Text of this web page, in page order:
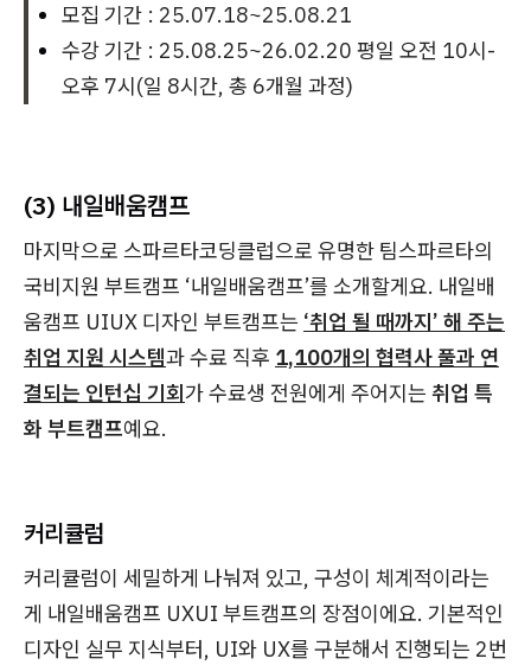
모집 기간 : 25.07.18~25.08.21
수강 기간 : 25.08.25~26.02.20 평일 오전 10시-
오후 7시(일 8시간, 총 6개월 과정)
(3) 내일배움캠프
마지막으로 스파르타코딩클럽으로 유명한 팀스파르타의
국비지원 부트캠프 ‘내일배움캠프’를 소개할게요. 내일배
움캠프 UIUX 디자인 부트캠프는 ‘취업 될 때까지’ 해 주는
취업 지원 시스템과 수료 직후 1,100개의 협력사 풀과 연
결되는 인턴십 기회가 수료생 전원에게 주어지는 취업 특
화 부트캠프예요.
커리큘럼
커리큘럼이 세밀하게 나눠져 있고, 구성이 체계적이라는
게 내일배움캠프 UXUI 부트캠프의 장점이에요. 기본적인
디자인 실무 지식부터, UI와 UX를 구분해서 진행되는 2번